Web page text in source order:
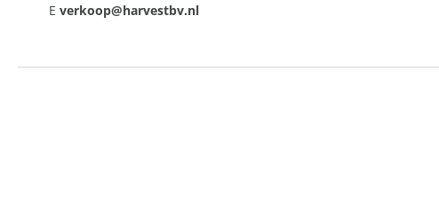
E verkoop@harvestbv.nl